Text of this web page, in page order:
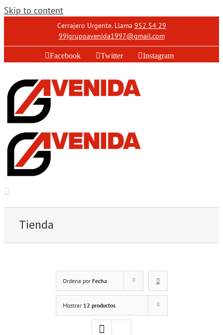
Skip to content
Cerrajero Urgente. Llama 952 54 29
99|grupoavenida1997@gmail.com
Facebook Twitter Instagram
Tienda
Ordena por Fecha
Mostrar 12 productos